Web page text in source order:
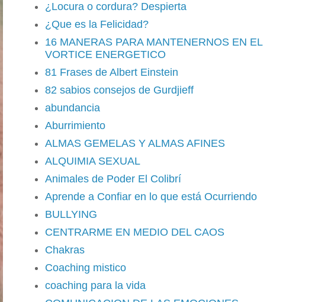
¿Locura o cordura? Despierta
¿Que es la Felicidad?
16 MANERAS PARA MANTENERNOS EN EL
VORTICE ENERGETICO
81 Frases de Albert Einstein
82 sabios consejos de Gurdjieff
abundancia
Aburrimiento
ALMAS GEMELAS Y ALMAS AFINES
ALQUIMIA SEXUAL
Animales de Poder El Colibrí
Aprende a Confiar en lo que está Ocurriendo
BULLYING
CENTRARME EN MEDIO DEL CAOS
Chakras
Coaching mistico
coaching para la vida